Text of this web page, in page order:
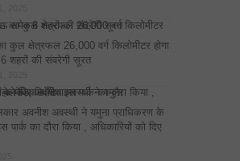
कुल क्षेत्रफल 26,000 वर्ग किलोमीटर होगा
की संवरेगी सूरत
अवनीश अवस्थी ने यमुना प्राधिकरण के
पार्क का दौरा किया , अधिकारियों को दिए